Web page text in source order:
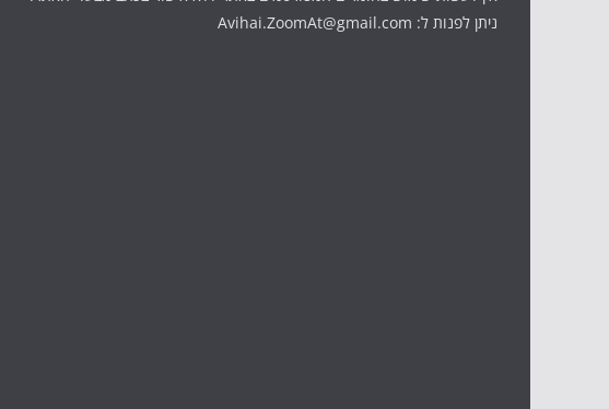
ניתן לפנות ל: Avihai.ZoomAt@gmail.com